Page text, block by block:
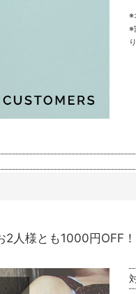
※
※
2人様とも1000円OFF！